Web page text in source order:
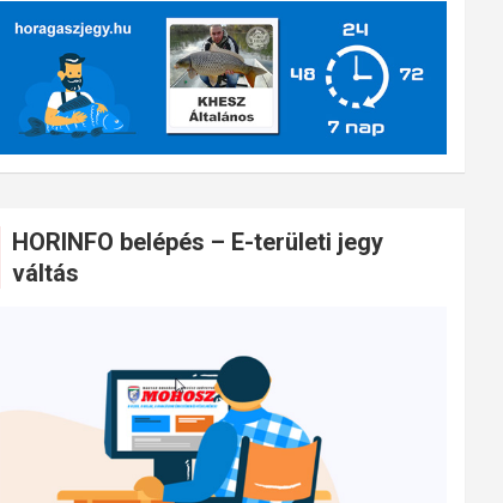
HORINFO belépés – E-területi jegy
váltás